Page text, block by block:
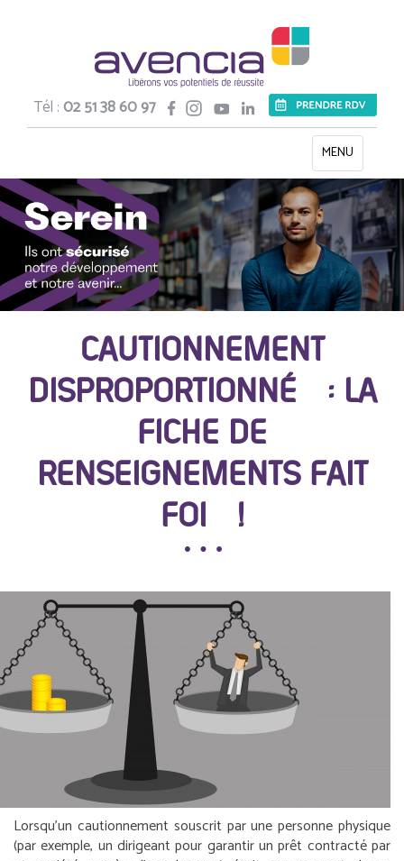
Tél :02 51 38 60 97
Toggle
navigation
MENU
CAUTIONNEMENT
DISPROPORTIONNÉ : LA
FICHE DE
RENSEIGNEMENTS FAIT
FOI !
Lorsqu’un cautionnement souscrit par une personne physique
(par exemple, un dirigeant pour garantir un prêt contracté par